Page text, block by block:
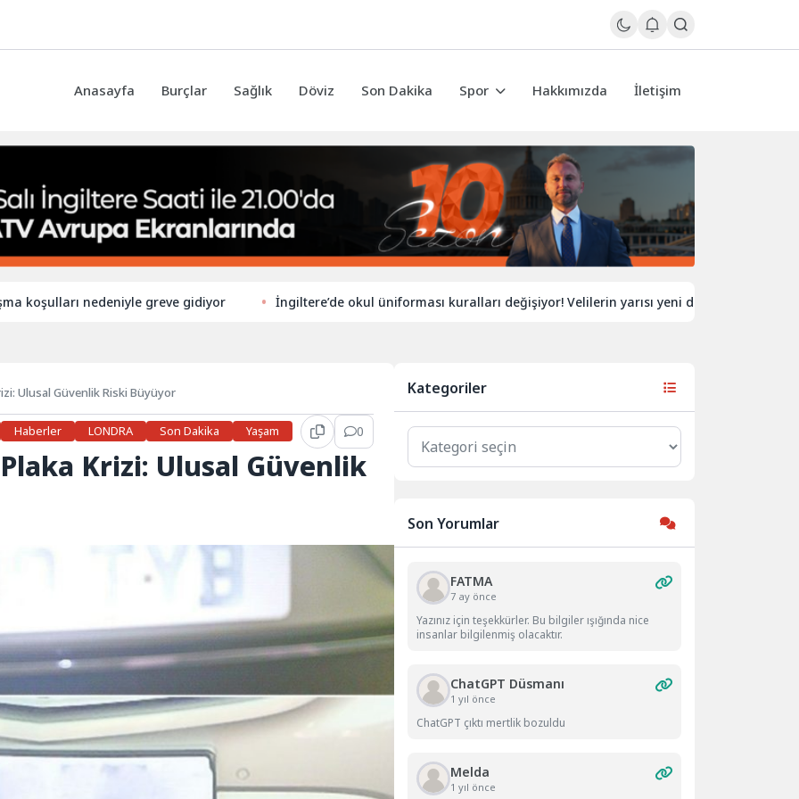
Anasayfa Burçlar Sağlık Döviz Son Dakika Spor Hakkımızda İletişim
nedeniyle greve gidiyor İngiltere’de okul üniforması kuralları değişiyor! Velilerin yarısı yeni düzenlemeden habersiz
Ulusal Güvenlik Riski Büyüyor
Haberler LONDRA Son Dakika Yaşam 0
Krizi: Ulusal Güvenlik
Kategoriler
Kategoriler
Son Yorumlar
FATMA
7 ay önce
Yazınız için teşekkürler. Bu bilgiler ışığında nice
insanlar bilgilenmiş olacaktır.
ChatGPT Düsmanı
1 yıl önce
ChatGPT çıktı mertlik bozuldu
Melda
1 yıl önce